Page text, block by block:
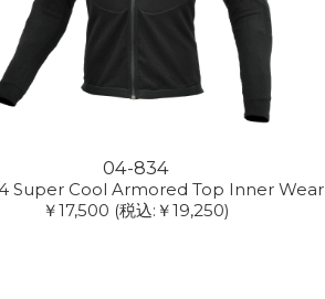
04-834
Super Cool Armored Top Inner Wear
￥17,500 (税込:￥19,250)